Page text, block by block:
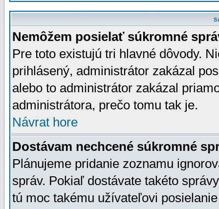
Nemôžem posielať súkromné
Pre toto existujú tri hlavné dôvody.
prihlásený, administrátor zakázal
alebo to administrátor zakázal
administrátora, prečo tomu tak je.
Návrat hore
Dostávam nechcené súkromné
Plánujeme pridanie zoznamu
správ. Pokiaľ dostávate takéto
tú moc takému užívateľovi